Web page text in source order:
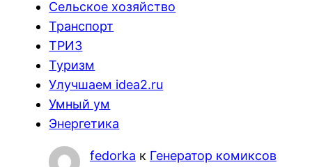
Сельское хозяйство
Транспорт
ТРИЗ
Туризм
Улучшаем idea2.ru
Умный ум
Энергетика
fedorka к Генератор комиксов